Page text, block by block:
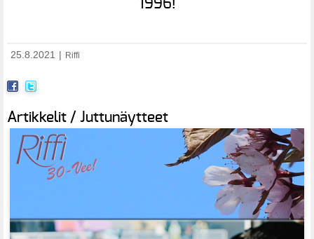
1996!
25.8.2021 Riffi
Artikkelit / Juttunäytteet